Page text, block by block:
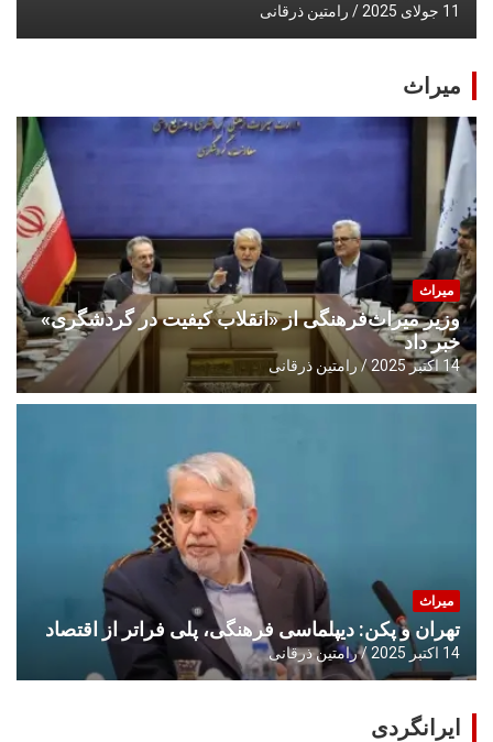
11 جولای 2025 رامتین ذرقانی
میراث
میراث
وزیر میراث‌فرهنگی از «انقلاب کیفیت در گردشگری»
خبر داد
14 اکتبر 2025 رامتین ذرقانی
میراث
تهران و پکن: دیپلماسی فرهنگی، پلی فراتر از اقتصاد
14 اکتبر 2025 رامتین ذرقانی
ایرانگردی